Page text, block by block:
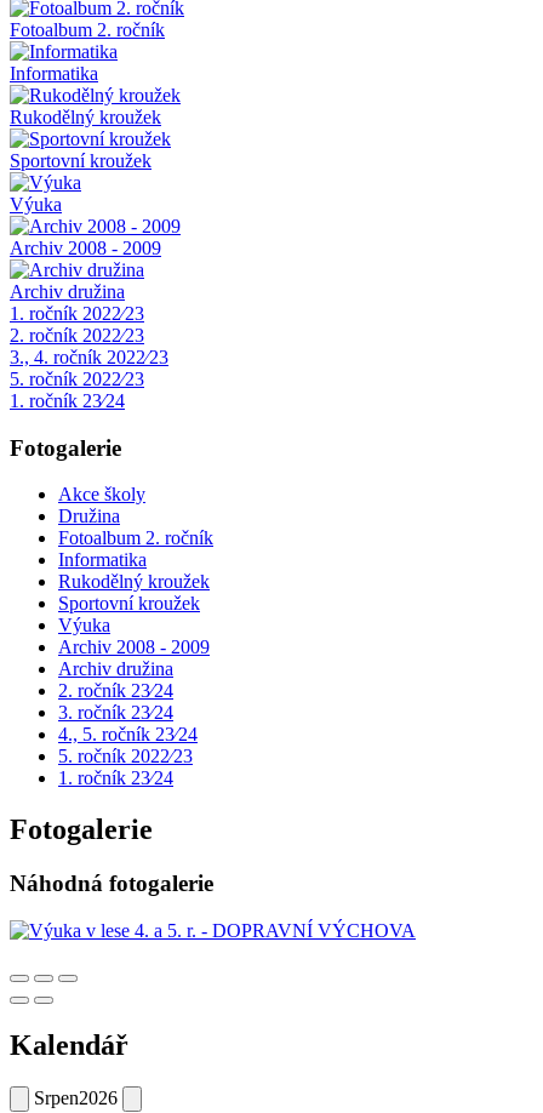
Fotoalbum 2. ročník
Informatika
Rukodělný kroužek
Sportovní kroužek
Výuka
Archiv 2008 - 2009
Archiv družina
1. ročník 2022⁄23
2. ročník 2022⁄23
3., 4. ročník 2022⁄23
5. ročník 2022⁄23
1. ročník 23⁄24
Fotogalerie
Akce školy
Družina
Fotoalbum 2. ročník
Informatika
Rukodělný kroužek
Sportovní kroužek
Výuka
Archiv 2008 - 2009
Archiv družina
2. ročník 23⁄24
3. ročník 23⁄24
4., 5. ročník 23⁄24
5. ročník 2022⁄23
1. ročník 23⁄24
Fotogalerie
Náhodná fotogalerie
Kalendář
Srpen2026